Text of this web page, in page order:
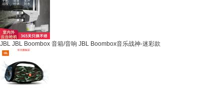
JBL JBL Boombox 音箱/音响 JBL Boombox音乐战神-迷彩款